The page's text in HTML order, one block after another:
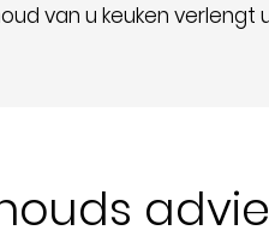
van u keuken verlengt